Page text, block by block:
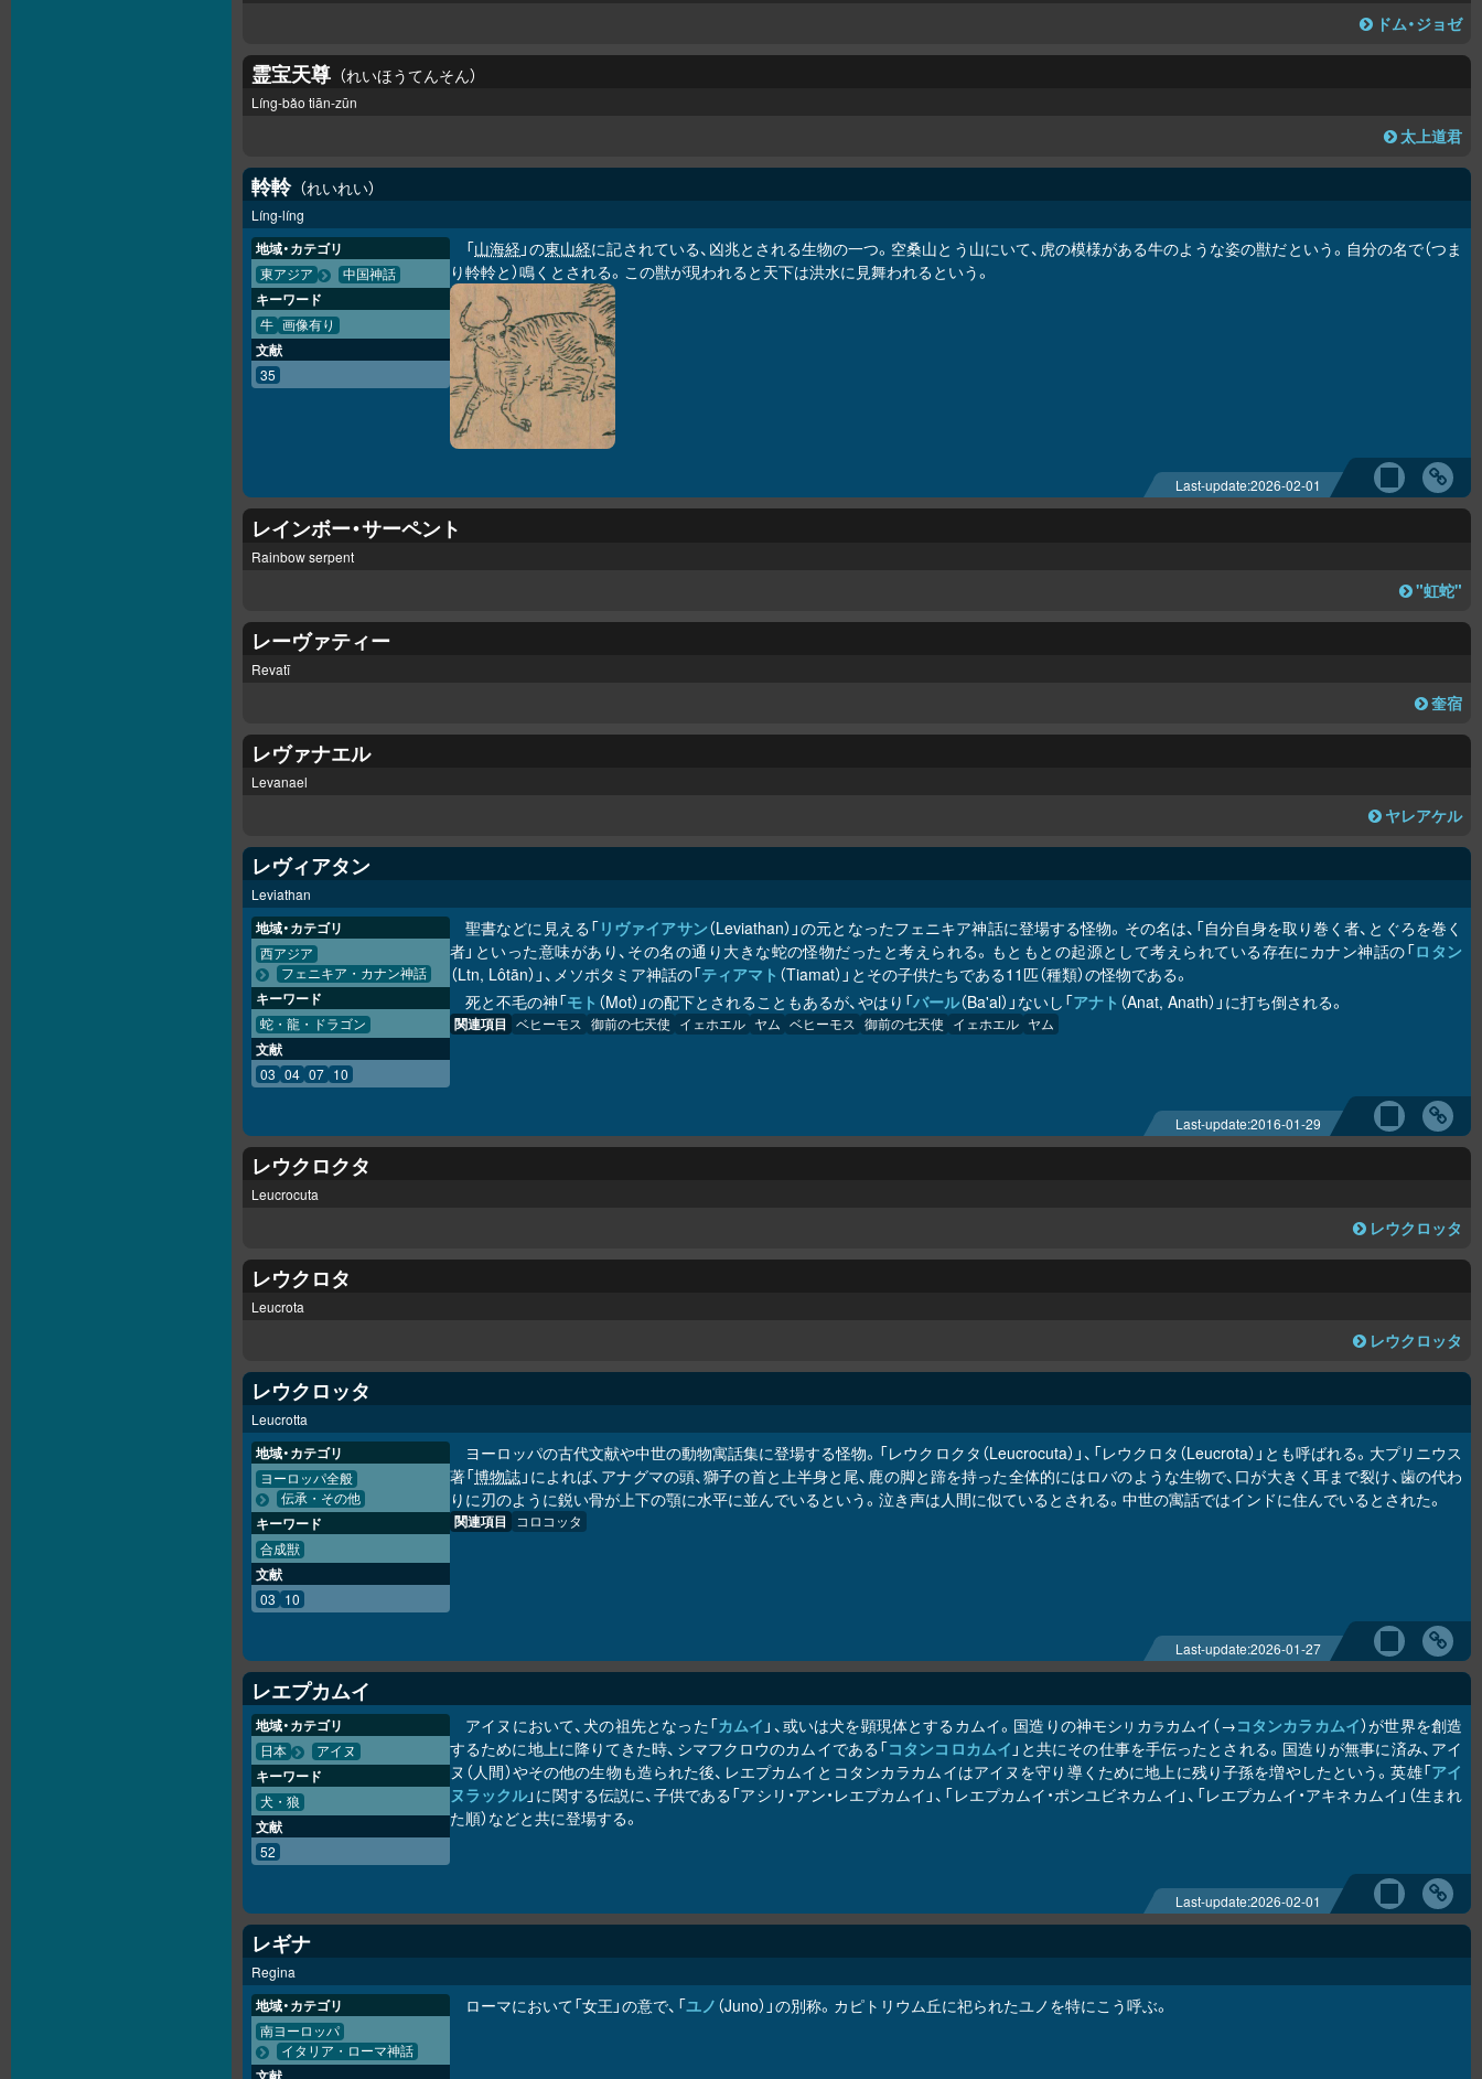
ドム・ジョゼ
霊宝天尊 れいほうてんそん
Líng-bǎo tiān-zūn
太上道君
軨軨 れいれい
Líng-líng
「山海経 」の東山経に記されている、凶兆とされる生物の一つ。空桑山とう山にいて、虎の模様がある牛のような姿の獣だという。自分の名で（つま
り軨軨と）鳴くとされる。この獣が現われると天下は洪水に見舞われるという。
地域・カテゴリ
東アジア 中国神話
キーワード
牛 画像有り
文献
35
Last-update:2026-02-01
レインボー・サーペント
Rainbow serpent
"虹蛇"
レーヴァティー
Revatī
奎宿
レヴァナエル
Levanael
ヤレアケル
レヴィアタン
Leviathan
聖書などに見える「リヴァイアサン（Leviathan）」の元となったフェニキア神話に登場する怪物。その名は、「自分自身を取り巻く者、とぐろを巻く
者」といった意味があり、その名の通り大きな蛇の怪物だったと考えられる。もともとの起源として考えられている存在にカナン神話の「ロタン
（Ltn, Lôtān）」、メソポタミア神話の「ティアマト （Tiamat）」とその子供たちである11匹（種類）の怪物である。
死と不毛の神「モト （Mot）」の配下とされることもあるが、やはり「バール（Ba'al）」ないし「アナト （Anat, Anath）」に打ち倒される。
関連項目 ベヒーモス 御前の七天使 イェホエル ヤム ベヒーモス 御前の七天使 イェホエル ヤム
地域・カテゴリ
西アジア
フェニキア・カナン神話
キーワード
蛇・龍・ドラゴン
文献
03 04 07 10
Last-update:2016-01-29
レウクロクタ
Leucrocuta
レウクロッタ
レウクロタ
Leucrota
レウクロッタ
レウクロッタ
Leucrotta
ヨーロッパの古代文献や中世の動物寓話集に登場する怪物。「レウクロクタ（Leucrocuta）」、「レウクロタ（Leucrota）」とも呼ばれる。大プリニウス
著「博物誌 」によれば、アナグマの頭、獅子の首と上半身と尾、鹿の脚と蹄を持った全体的にはロバのような生物で、口が大きく耳まで裂け、歯の代わ
りに刃のように鋭い骨が上下の顎に水平に並んでいるという。泣き声は人間に似ているとされる。中世の寓話ではインドに住んでいるとされた。
関連項目 コロコッタ
地域・カテゴリ
ヨーロッパ全般
伝承・その他
キーワード
合成獣
文献
03 10
Last-update:2026-01-27
レエプカムイ
アイヌにおいて、犬の祖先となった「カムイ 」、或いは犬を顕現体とするカムイ。国造りの神モシリ カラカムイ（→コタンカラ カムイ）が世界を創造
するために地上に降りてきた時、シマフクロウのカムイである「コタンコ ロ カムイ 」と共にその仕事を手伝ったとされる。国造りが無事に済み、アイ
ヌ（人間）やその他の生物も造られた後、レエプカムイとコタンカラカムイはアイヌを守り導くために地上に残り子孫を増やしたという。英雄「アイ
ヌラックル」に関する伝説に、子供である「アシリ・アン・レエプカムイ」、「レエプカムイ・ポンユビネカムイ」、「レエプカムイ・アキネカムイ」（生まれ
た順）などと共に登場する。
地域・カテゴリ
日本 アイヌ
キーワード
犬・狼
文献
52
Last-update:2026-02-01
レギナ
Regina
ローマにおいて「女王」の意で、「ユノ （Juno）」の別称。カピトリウム丘に祀られたユノを特にこう呼ぶ。
地域・カテゴリ
南ヨーロッパ
イタリア・ローマ神話